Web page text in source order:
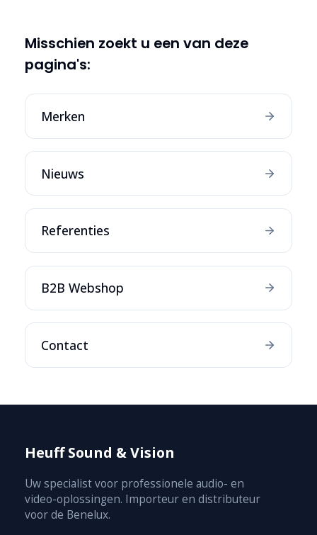
Misschien zoekt u een van deze
pagina's:
Merken
Nieuws
Referenties
B2B Webshop
Contact
Heuff Sound & Vision
Uw specialist voor professionele audio- en
video-oplossingen. Importeur en distributeur
voor de Benelux.